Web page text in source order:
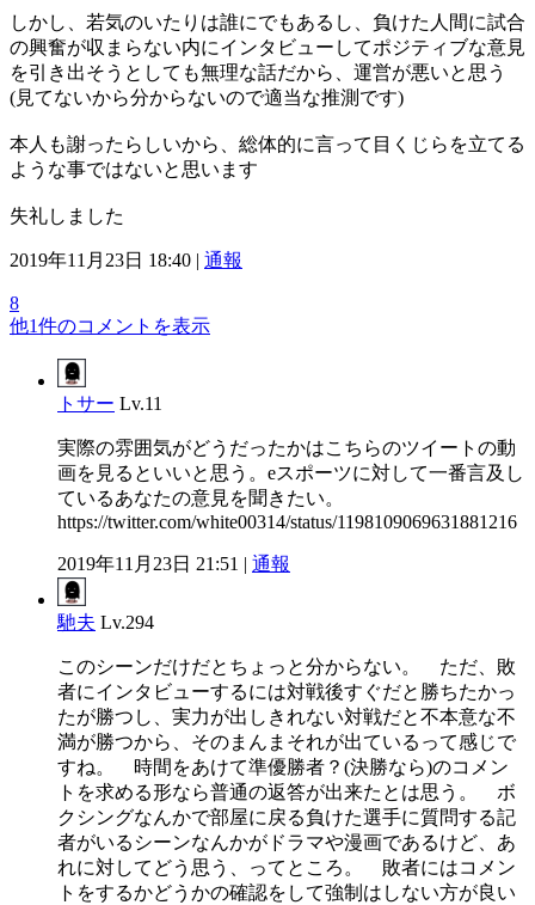
しかし、若気のいたりは誰にでもあるし、負けた人間に試合
の興奮が収まらない内にインタビューしてポジティブな意見
を引き出そうとしても無理な話だから、運営が悪いと思う
(見てないから分からないので適当な推測です)
本人も謝ったらしいから、総体的に言って目くじらを立てる
ような事ではないと思います
失礼しました
2019年11月23日 18:40 | 通報
8
他1件のコメントを表示
トサー Lv.11
実際の雰囲気がどうだったかはこちらのツイートの動
画を見るといいと思う。eスポーツに対して一番言及し
ているあなたの意見を聞きたい。
https://twitter.com/white00314/status/1198109069631881216
2019年11月23日 21:51 | 通報
馳夫 Lv.294
このシーンだけだとちょっと分からない。 ただ、敗
者にインタビューするには対戦後すぐだと勝ちたかっ
たが勝つし、実力が出しきれない対戦だと不本意な不
満が勝つから、そのまんまそれが出ているって感じで
すね。 時間をあけて準優勝者？(決勝なら)のコメン
トを求める形なら普通の返答が出来たとは思う。 ボ
クシングなんかで部屋に戻る負けた選手に質問する記
者がいるシーンなんかがドラマや漫画であるけど、あ
れに対してどう思う、ってところ。 敗者にはコメン
トをするかどうかの確認をして強制はしない方が良い